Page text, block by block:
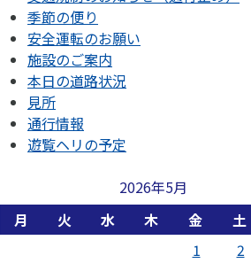
季節の便り
安全運転のお願い
施設のご案内
本日の道路状況
見所
通行情報
遊覧ヘリの予定
2026年5月
月
火 水 木 金 土
1
2